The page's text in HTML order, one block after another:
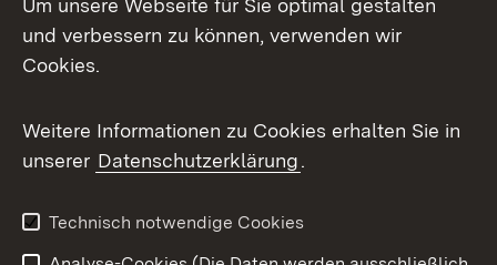
Facebook
X / Twitter
Youtube
Um unsere Webseite für Sie optimal gestalten
und verbessern zu können, verwenden wir
Cookies.
Weitere Informationen zu Cookies erhalten Sie in
unserer Datenschutzerklärung.
Technisch notwendige Cookies